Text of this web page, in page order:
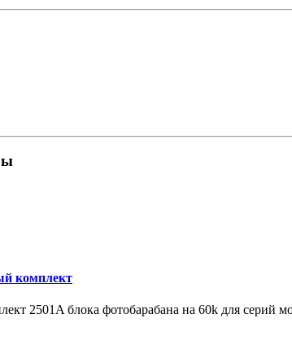
комплект
2501A блока фотобарабана на 60k для